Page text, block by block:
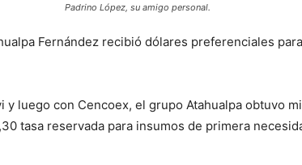
Padrino López, su amigo personal.
Fernández recibió dólares preferenciales
y luego con Cencoex, el grupo Atahualpa obtuvo
tasa reservada para insumos de primera